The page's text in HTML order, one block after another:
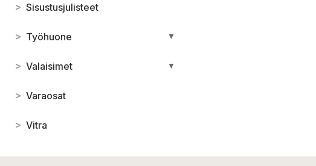
> Sisustusjulisteet
> Työhuone ▼
> Valaisimet ▼
> Varaosat
> Vitra